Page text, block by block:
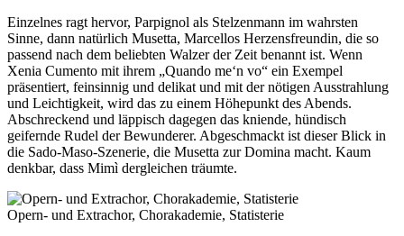
Einzelnes ragt hervor, Parpignol als Stelzenmann im wahrsten
Sinne, dann natürlich Musetta, Marcellos Herzensfreundin, die so
passend nach dem beliebten Walzer der Zeit benannt ist. Wenn
Xenia Cumento mit ihrem „Quando me‘n vo“ ein Exempel
präsentiert, feinsinnig und delikat und mit der nötigen Ausstrahlung
und Leichtigkeit, wird das zu einem Höhepunkt des Abends.
Abschreckend und läppisch dagegen das kniende, hündisch
geifernde Rudel der Bewunderer. Abgeschmackt ist dieser Blick in
die Sado-Maso-Szenerie, die Musetta zur Domina macht. Kaum
denkbar, dass Mimì dergleichen träumte.
Opern- und Extrachor, Chorakademie, Statisterie